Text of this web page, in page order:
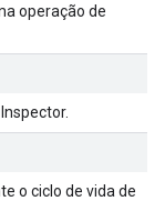
operação de
o ciclo de vida de